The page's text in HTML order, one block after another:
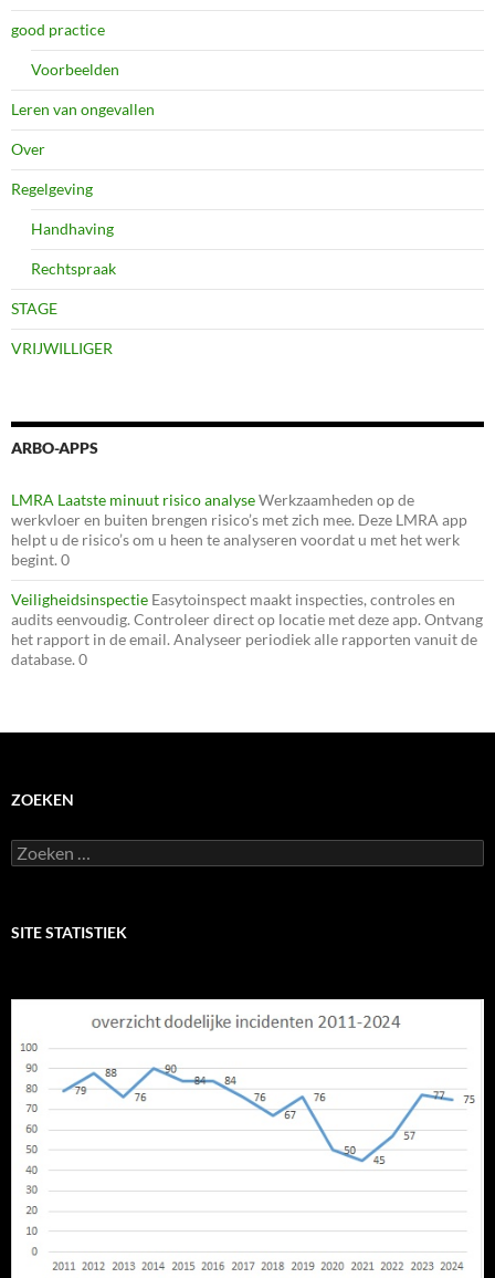
good practice
Voorbeelden
Leren van ongevallen
Over
Regelgeving
Handhaving
Rechtspraak
STAGE
VRIJWILLIGER
ARBO-APPS
LMRA Laatste minuut risico analyseWerkzaamheden op de
werkvloer en buiten brengen risico’s met zich mee. Deze LMRA app
helpt u de risico’s om u heen te analyseren voordat u met het werk
begint. 0
Veiligheidsinspectie Easytoinspect maakt inspecties, controles en
audits eenvoudig. Controleer direct op locatie met deze app. Ontvang
het rapport in de email. Analyseer periodiek alle rapporten vanuit de
database. 0
ZOEKEN
Zoeken
naar:
SITE STATISTIEK